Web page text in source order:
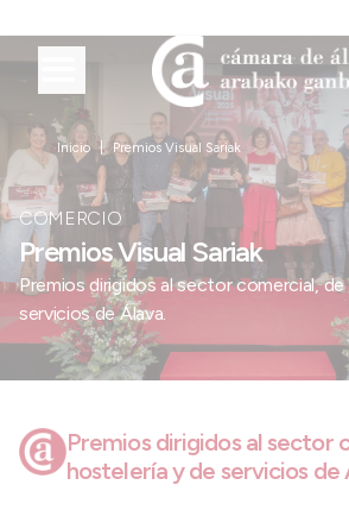
Inicio Premios Visual Sariak
COMERCIO
Premios Visual Sariak
Premios dirigidos al sector comercial,
servicios de Álava.
Premios dirigidos al sector
hostelería y de servicios de